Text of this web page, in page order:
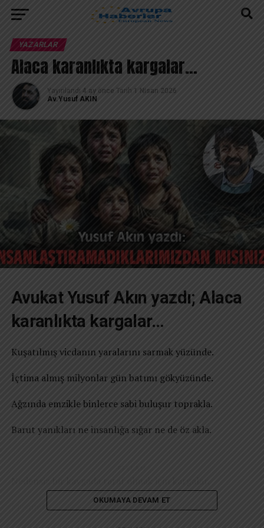
YAZARLAR
Alaca karanlıkta kargalar…
Yayınlandı 4 ay önce Tarih
1 Nisan 2026
Av.Yusuf AKIN
Avukat Yusuf Akın yazdı; Alaca
karanlıkta kargalar…
Kuşatılmış vicdanın yaralarını sarmak yüzünde.
İçtima almış milyonlar gün batımı gökyüzünde.
Ağzında emzikle binlerce sabi buluşur toprakla.
Barut yanıkları ne insanlığa sığar ne de öz akla.
Masumların lehine ortadoğu semalarına dalar.
OKUMAYA DEVAM ET